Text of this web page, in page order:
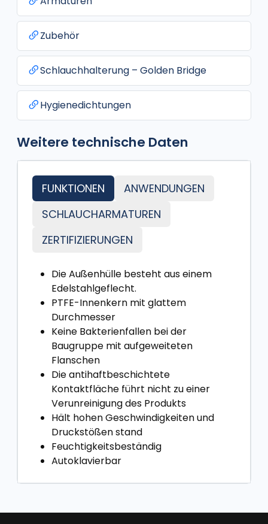
Zubehör
Schlauchhalterung – Golden Bridge
Hygienedichtungen
Weitere technische Daten
FUNKTIONEN
ANWENDUNGEN
SCHLAUCHARMATUREN
ZERTIFIZIERUNGEN
Die Außenhülle besteht aus einem
Edelstahlgeflecht.
PTFE-Innenkern mit glattem
Durchmesser
Keine Bakterienfallen bei der
Baugruppe mit aufgeweiteten
Flanschen
Die antihaftbeschichtete
Kontaktfläche führt nicht zu einer
Verunreinigung des Produkts
Hält hohen Geschwindigkeiten und
Druckstößen stand
Feuchtigkeitsbeständig
Autoklavierbar